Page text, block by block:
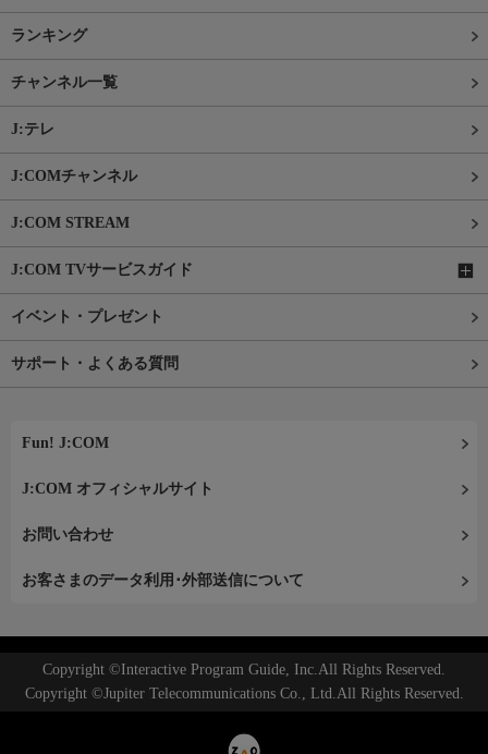
ランキング
チャンネル一覧
J:テレ
J:COMチャンネル
J:COM STREAM
J:COM TVサービスガイド
イベント・プレゼント
サポート・よくある質問
Fun! J:COM
J:COM オフィシャルサイト
お問い合わせ
お客さまのデータ利用･外部送信について
Copyright ©Interactive Program Guide, Inc.All Rights Reserved.
Copyright ©Jupiter Telecommunications Co., Ltd.All Rights Reserved.